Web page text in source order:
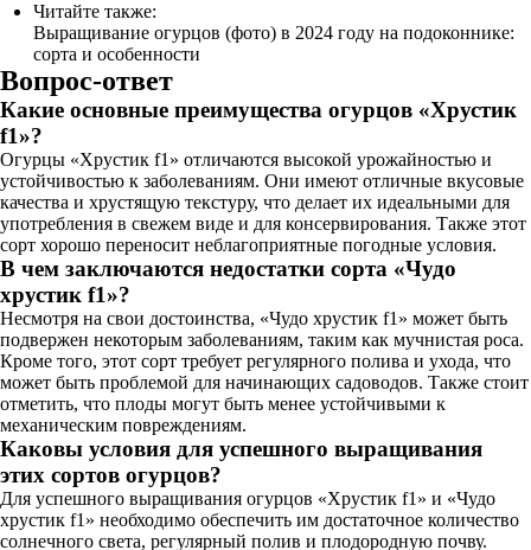
Читайте также:
Выращивание огурцов (фото) в 2024 году на подоконнике:
сорта и особенности
Вопрос-ответ
Какие основные преимущества огурцов «Хрустик
f1»?
Огурцы «Хрустик f1» отличаются высокой урожайностью и
устойчивостью к заболеваниям. Они имеют отличные вкусовые
качества и хрустящую текстуру, что делает их идеальными для
употребления в свежем виде и для консервирования. Также этот
сорт хорошо переносит неблагоприятные погодные условия.
В чем заключаются недостатки сорта «Чудо
хрустик f1»?
Несмотря на свои достоинства, «Чудо хрустик f1» может быть
подвержен некоторым заболеваниям, таким как мучнистая роса.
Кроме того, этот сорт требует регулярного полива и ухода, что
может быть проблемой для начинающих садоводов. Также стоит
отметить, что плоды могут быть менее устойчивыми к
механическим повреждениям.
Каковы условия для успешного выращивания
этих сортов огурцов?
Для успешного выращивания огурцов «Хрустик f1» и «Чудо
хрустик f1» необходимо обеспечить им достаточное количество
солнечного света, регулярный полив и плодородную почву.